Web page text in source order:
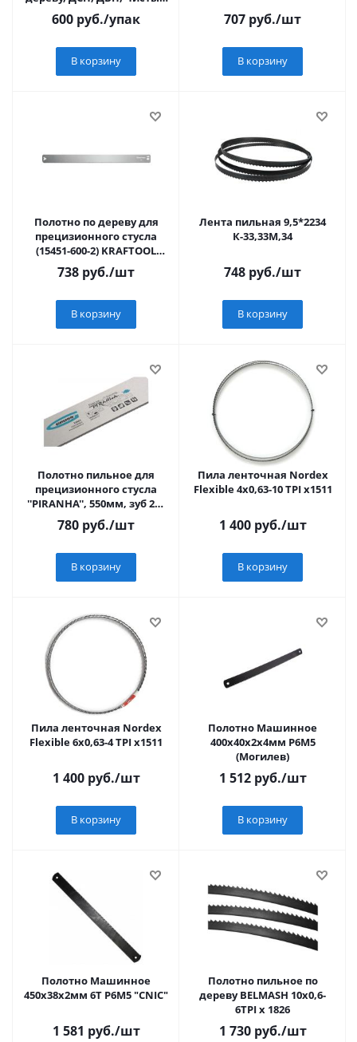
рез, EU-хвост., (5шт)
600 руб./упак
В корзину
707 руб./шт
В корзину
Полотно по дереву для
прецизионного стусла
(15451-600-2) KRAFTOOL
Alligator 3D, 600 мм,
738 руб./шт
В корзину
Лента пильная 9,5*2234
К-33,33М,34
748 руб./шт
В корзину
Полотно пильное для
прецизионного стусла
''PIRANHA'', 550мм, зуб 2D,
каленый зуб, 18
TPI//GROSS
780 руб./шт
В корзину
Пила ленточная Nordex
Flexible 4x0,63-10 TPI x1511
1 400руб./шт
В корзину
Пила ленточная Nordex
Flexible 6х0,63-4 TPI x1511
1 400руб./шт
В корзину
Полотно Машинное
400х40х2х4мм Р6М5
(Могилев)
1 512руб./шт
В корзину
Полотно Машинное
450х38х2мм 6Т Р6М5 "CNIC"
1 581 руб./шт
Полотно пильное по
дереву BELMASH 10x0,6-
6TPI x 1826
1 730руб./шт